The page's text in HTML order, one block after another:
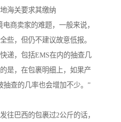
海关要求其缴纳
商卖家的难题，一般来说，
些，但仍不建议故意低报。
递，包括EMS在内的抽查几
是，在包裹明细上，如果产
抽查的几率也会增加不少。”
往巴西的包裹过2公斤的话，